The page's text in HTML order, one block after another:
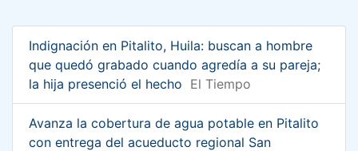
Indignación en Pitalito, Huila: buscan a hombre
que quedó grabado cuando agredía a su pareja;
la hija presenció el hecho El Tiempo
Avanza la cobertura de agua potable en Pitalito
con entrega del acueducto regional San